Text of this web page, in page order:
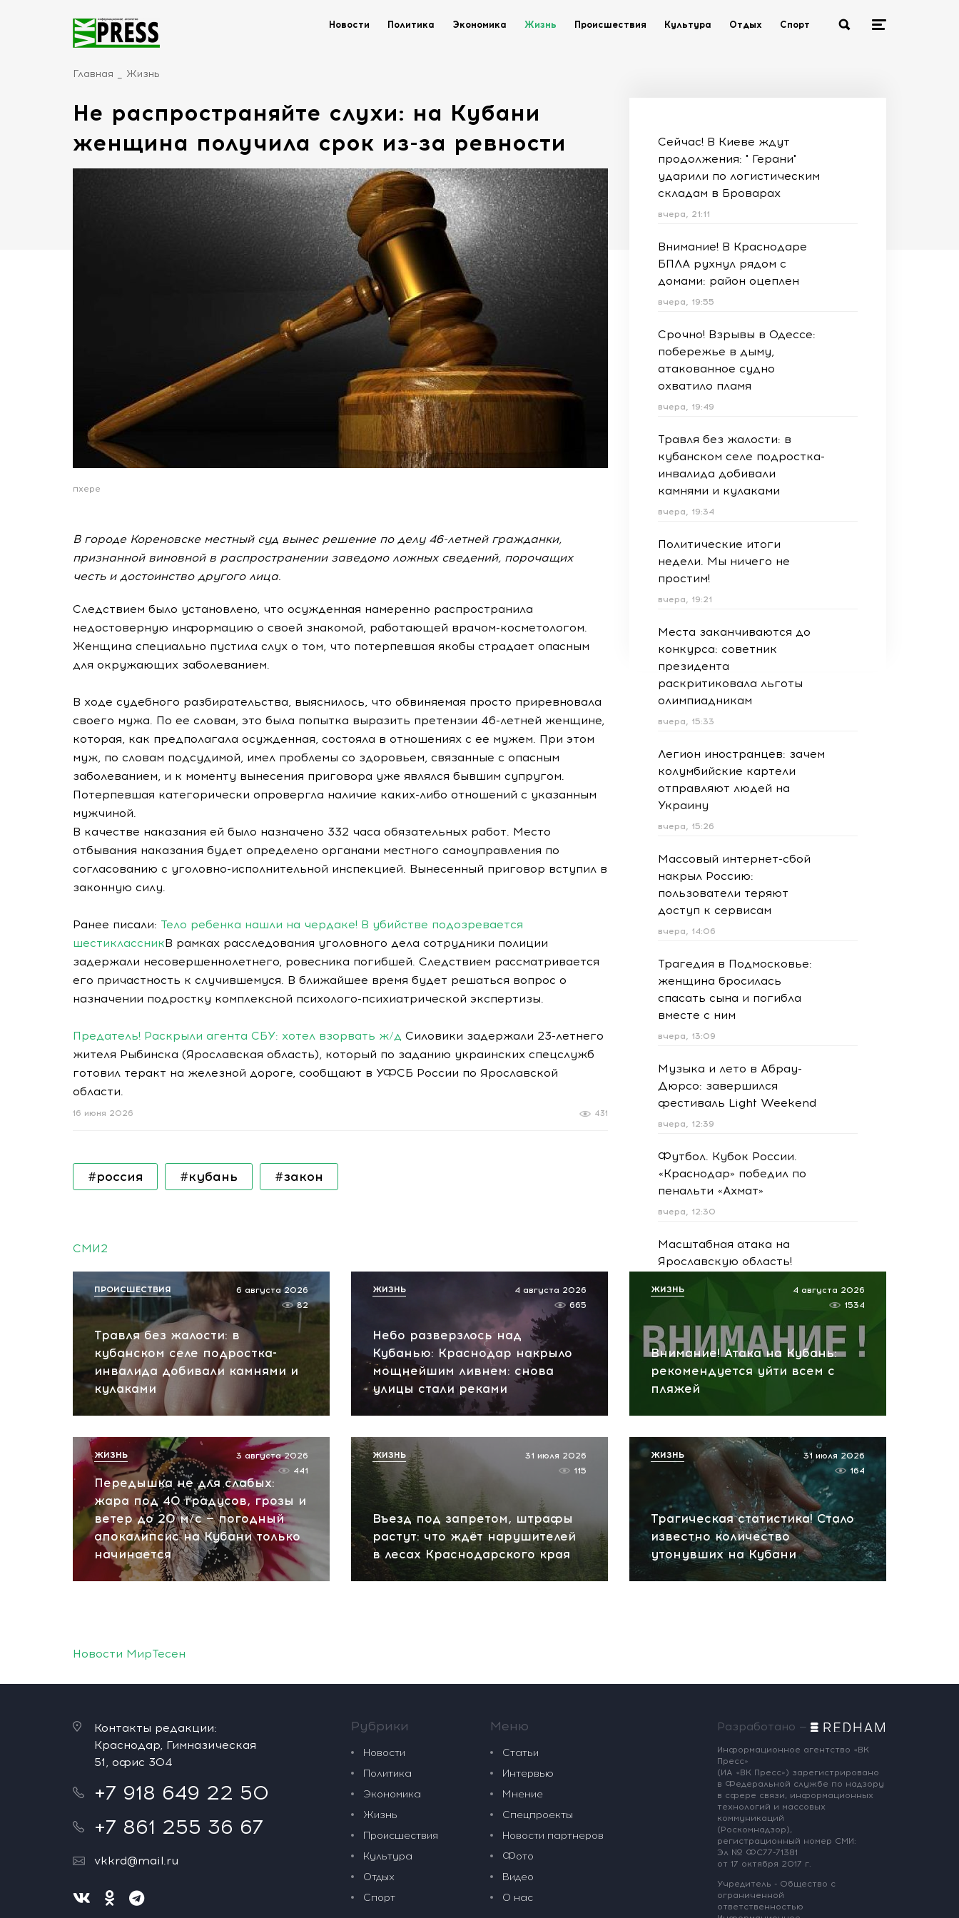
Новости Политика Экономика Жизнь Происшествия Культура Отдых Спорт
Главная Жизнь
Не распространяйте слухи: на Кубани
женщина получила срок из-за ревности
пхере
В городе Кореновске местный суд вынес решение по делу 46-летней гражданки,
признанной виновной в распространении заведомо ложных сведений, порочащих
честь и достоинство другого лица.
Следствием было установлено, что осужденная намеренно распространила
недостоверную информацию о своей знакомой, работающей врачом-косметологом.
Женщина специально пустила слух о том, что потерпевшая якобы страдает опасным
для окружающих заболеванием.
В ходе судебного разбирательства, выяснилось, что обвиняемая просто приревновала
своего мужа. По ее словам, это была попытка выразить претензии 46-летней женщине,
которая, как предполагала осужденная, состояла в отношениях с ее мужем. При этом
муж, по словам подсудимой, имел проблемы со здоровьем, связанные с опасным
заболеванием, и к моменту вынесения приговора уже являлся бывшим супругом.
Потерпевшая категорически опровергла наличие каких-либо отношений с указанным
мужчиной.
В качестве наказания ей было назначено 332 часа обязательных работ. Место
отбывания наказания будет определено органами местного самоуправления по
согласованию с уголовно-исполнительной инспекцией. Вынесенный приговор вступил в
законную силу.
Ранее писали: Тело ребенка нашли на чердаке! В убийстве подозревается
шестиклассникВ рамках расследования уголовного дела сотрудники полиции
задержали несовершеннолетнего, ровесника погибшей. Следствием рассматривается
его причастность к случившемуся. В ближайшее время будет решаться вопрос о
назначении подростку комплексной психолого-психиатрической экспертизы.
Предатель! Раскрыли агента СБУ: хотел взорвать ж/д Силовики задержали 23-летнего
жителя Рыбинска (Ярославская область), который по заданию украинских спецслужб
готовил теракт на железной дороге, сообщают в УФСБ России по Ярославской
области.
431
16 июня 2026
#россия #кубань #закон
Сейчас! В Киеве ждут
продолжения: " Герани"
ударили по логистическим
складам в Броварах
вчера, 21:11
Внимание! В Краснодаре
БПЛА рухнул рядом с
домами: район оцеплен
вчера, 19:55
Срочно! Взрывы в Одессе:
побережье в дыму,
атакованное судно
охватило пламя
вчера, 19:49
Травля без жалости: в
кубанском селе подростка-
инвалида добивали
камнями и кулаками
вчера, 19:34
Политические итоги
недели. Мы ничего не
простим!
вчера, 19:21
Места заканчиваются до
конкурса: советник
президента
раскритиковала льготы
олимпиадникам
вчера, 15:33
Легион иностранцев: зачем
колумбийские картели
отправляют людей на
Украину
вчера, 15:26
Массовый интернет-сбой
накрыл Россию:
пользователи теряют
доступ к сервисам
вчера, 14:06
Трагедия в Подмосковье:
женщина бросилась
спасать сына и погибла
вместе с ним
вчера, 13:09
Музыка и лето в Абрау-
Дюрсо: завершился
фестиваль Light Weekend
вчера, 12:39
Футбол. Кубок России.
«Краснодар» победил по
пенальти «Ахмат»
вчера, 12:30
Масштабная атака на
Ярославскую область!
пожар на НПЗ
СМИ2
Травля без жалости: в
кубанском селе подростка-
инвалида добивали камнями и
кулаками
6 августа 2026
82
ПРОИСШЕСТВИЯ
Небо разверзлось над
Кубанью: Краснодар накрыло
мощнейшим ливнем: снова
улицы стали реками
4 августа 2026
665
ЖИЗНЬ
Внимание! Атака на Кубань:
рекомендуется уйти всем с
пляжей
4 августа 2026
1534
ЖИЗНЬ
Передышка не для слабых:
жара под 40 градусов, грозы и
ветер до 20 м/с — погодный
апокалипсис на Кубани только
начинается
3 августа 2026
441
ЖИЗНЬ
Въезд под запретом, штрафы
растут: что ждёт нарушителей
в лесах Краснодарского края
31 июля 2026
115
ЖИЗНЬ
Трагическая статистика! Стало
известно количество
утонувших на Кубани
31 июля 2026
164
ЖИЗНЬ
Новости МирТесен
Контакты редакции:
Краснодар, Гимназическая
51, офис 304
+7 918 649 22 50
+7 861 255 36 67
vkkrd@mail.ru
Рубрики
Новости
Политика
Экономика
Жизнь
Происшествия
Культура
Отдых
Спорт
Меню
Статьи
Интервью
Мнение
Спецпроекты
Новости партнеров
Фото
Видео
О нас
Разработано —
Информационное агентство «ВК
Пресс»
(ИА «ВК Пресс») зарегистрировано
в Федеральной службе по надзору
в сфере связи, информационных
технологий и массовых
коммуникаций
(Роскомнадзор),
регистрационный номер СМИ:
Эл № ФС77-71381
от 17 октября 2017 г.
Учредитель - Общество с
ограниченной
ответственностью